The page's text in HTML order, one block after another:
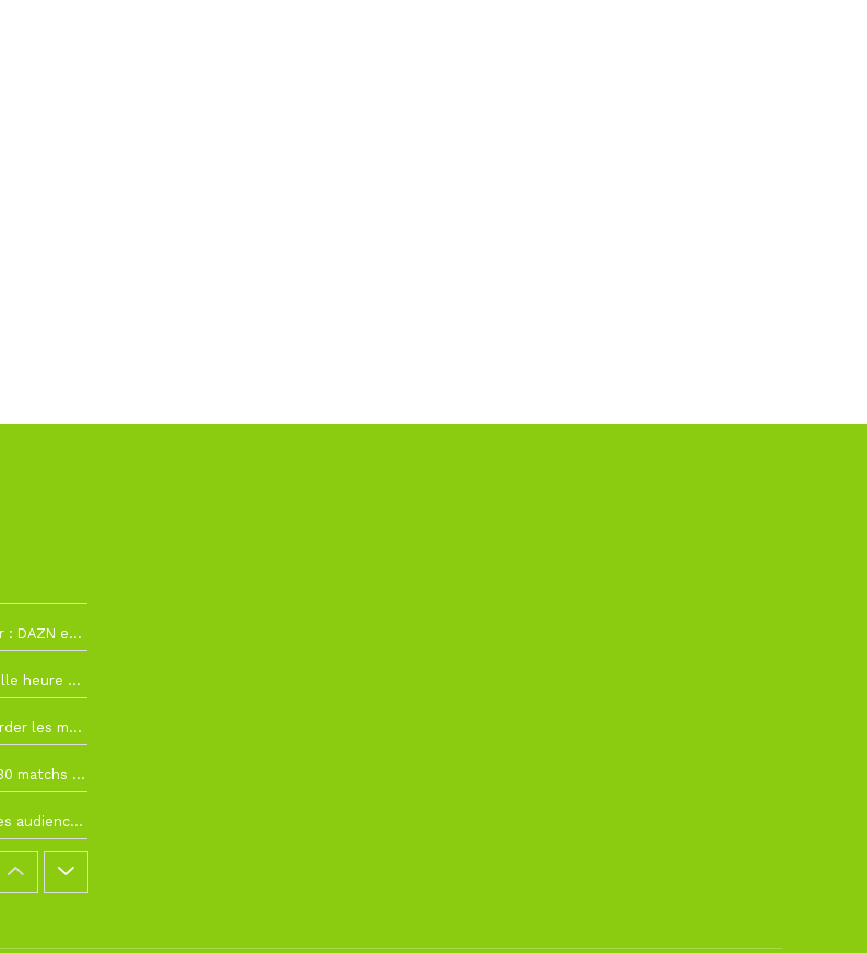
La Liga change de diffuseur : DAZN et Disney+ remplacent beIN Sports !
RC Lens – Villarreal : à quelle heure et sur quelle chaîne voir la finale de la Como Cup ?
Como Cup : comment regarder les matchs du RC Lens en direct ?
Ligue 1+ diffusera plus de 30 matchs amicaux avant la reprise de la Ligue 1
Coupe du monde 2026 : des audiences record, mais M6 devrait perdre très gros !